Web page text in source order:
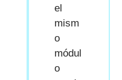
el
mism
o
módul
o